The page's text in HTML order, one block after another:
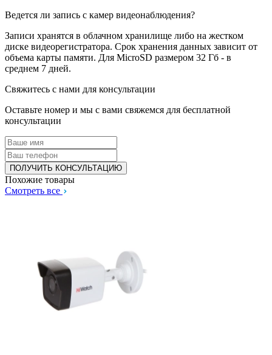
Ведется ли запись с камер видеонаблюдения?
Записи хранятся в облачном хранилище либо на жестком
диске видеорегистратора. Срок хранения данных зависит от
объема карты памяти. Для MicroSD размером 32 Гб - в
среднем 7 дней.
Свяжитесь с нами для консультации
Оставьте номер и мы с вами свяжемся для бесплатной
консультации
Похожие товары
Смотреть все